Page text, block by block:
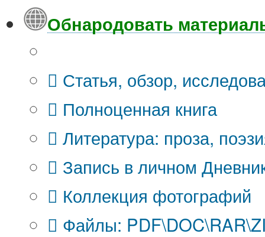
Обнародовать
Статья, обзор,
Полноценная книга
Литература: проза,
Запись в личном
Коллекция фотографий
Файлы: